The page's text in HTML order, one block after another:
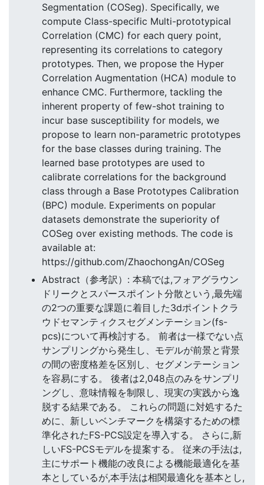
Segmentation (COSeg). Specifically, we
compute Class-specific Multi-prototypical
Correlation (CMC) for each query point,
representing its correlations to category
prototypes. Then, we propose the Hyper
Correlation Augmentation (HCA) module to
enhance CMC. Furthermore, tackling the
inherent property of few-shot training to
incur base susceptibility for models, we
propose to learn non-parametric prototypes
for the base classes during training. The
learned base prototypes are used to
calibrate correlations for the background
class through a Base Prototypes Calibration
(BPC) module. Experiments on popular
datasets demonstrate the superiority of
COSeg over existing methods. The code is
available at:
https://github.com/ZhaochongAn/COSeg
Abstract（参考訳）: 本稿では,フォアグラウン
ドリークとスパースポイント分散という,最先端
の2つの重要な課題に着目した3dポイントクラ
ウドセマンティクスセグメンテーション(fs-
pcs)について再検討する。 前者は一様でない点
サンプリングから発生し、モデルが前景と背景
の間の密度格差を区別し、セグメンテーション
を容易にする。 後者は2,048点のみをサンプリ
ングし、意味情報を制限し、現実の実践から逸
脱する結果である。 これらの問題に対処するた
めに、新しいベンチマークを構築するための標
準化されたFS-PCS設定を導入する。 さらに,新
しいFS-PCSモデルを提案する。 従来の手法は,
主にサポート機能の改良による機能最適化を基
本としているが,本手法は相関最適化を基本とし,